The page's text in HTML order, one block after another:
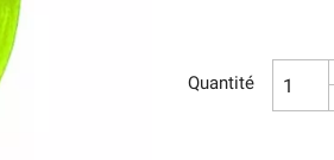
Quantité